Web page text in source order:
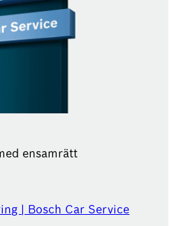
ensamrätt
| Bosch Car Service